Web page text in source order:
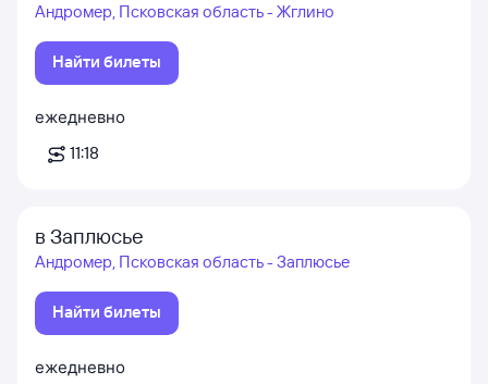
Андромер, Псковская область - Жглино
Найти билеты
ежедневно
11:18
в Заплюсье
Андромер, Псковская область - Заплюсье
Найти билеты
ежедневно